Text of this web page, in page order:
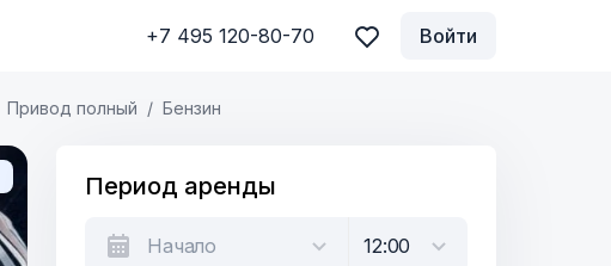
+7 495 120-80-70 Войти
Привод полный Бензин
Период аренды